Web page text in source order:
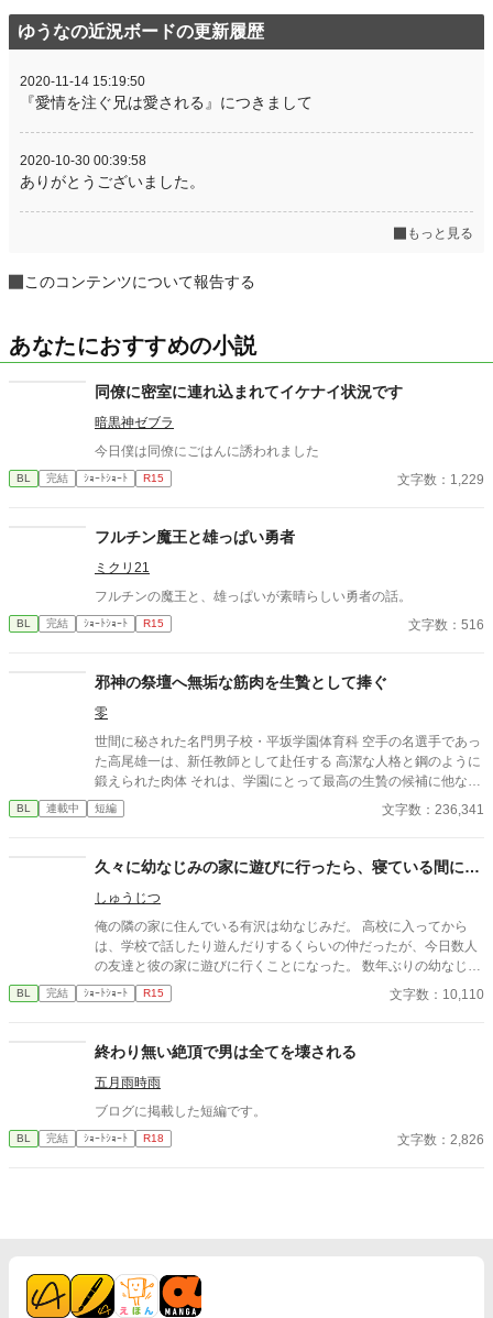
ゆうなの近況ボードの更新履歴
2020-11-14 15:19:50
『愛情を注ぐ兄は愛される』につきまして
2020-10-30 00:39:58
ありがとうございました。
もっと見る
このコンテンツについて報告する
あなたにおすすめの小説
同僚に密室に連れ込まれてイケナイ状況です
暗黒神ゼブラ
今日僕は同僚にごはんに誘われました
BL 完結 ｼｮｰﾄｼｮｰﾄ R15 文字数：1,229
フルチン魔王と雄っぱい勇者
ミクリ21
フルチンの魔王と、雄っぱいが素晴らしい勇者の話。
BL 完結 ｼｮｰﾄｼｮｰﾄ R15 文字数：516
邪神の祭壇へ無垢な筋肉を生贄として捧ぐ
零
世間に秘された名門男子校・平坂学園体育科 空手の名選手であっ
た高尾雄一は、新任教師として赴任する 高潔な人格と鋼のように
鍛えられた肉体 それは、学園にとって最高の生贄の候補に他なら
なかった 至高の筋肉を持つ、精神を削られ意志をなくした青年を
太古の神に捧げるため、“水”、“風”、“土”の信奉者達が暗躍する 意
校で繰り広げられるダークファンタジー
BL 連載中 短編 文字数：236,341
久々に幼なじみの家に遊びに行ったら、寝ている間に…
しゅうじつ
俺の隣の家に住んでいる有沢は幼なじみだ。 高校に入ってから
は、学校で話したり遊んだりするくらいの仲だったが、今日数人
の友達と彼の家に遊びに行くことになった。 数年ぶりの幼なじみ
の家を懐かしんでいる中、いつの間にか友人たちは帰っており、
幼なじみと2人きりに。 そこで俺は彼の部屋であるものを見つけ
BL 完結 ｼｮｰﾄｼｮｰﾄ R15 文字数：10,110
終わり無い絶頂で男は全てを壊される
五月雨時雨
ブログに掲載した短編です。
BL 完結 ｼｮｰﾄｼｮｰﾄ R18 文字数：2,826